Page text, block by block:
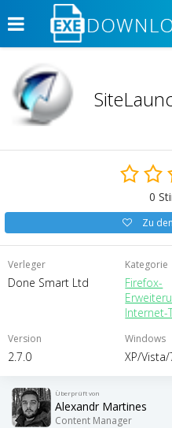
0
Zu
Verleger
Done Smart Ltd
Kategorie
Firefox-
Internet-
Version
2.7.0
Windows
XP/
Überprüft von
Alexandr Martines
Content Manager